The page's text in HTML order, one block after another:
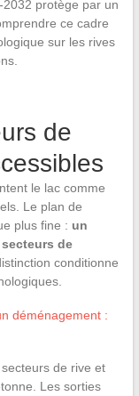
protège par un
ce cadre
sur les rives
de
le lac comme
Le plan de
plus fine : un
de
conditionne
déménagement :
de rive et
Les sorties